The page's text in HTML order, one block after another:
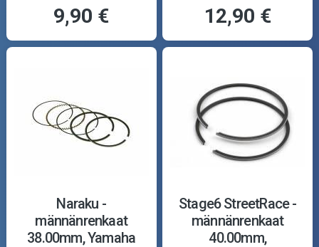
9,90 € 12,90 €
Naraku -
männänrenkaat
38.00mm, Yamaha
Stage6 StreetRace -
männänrenkaat
40.00mm,